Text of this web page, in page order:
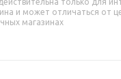
и может отличаться от
магазинах